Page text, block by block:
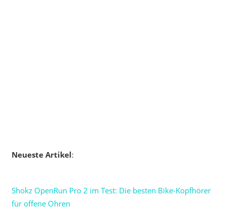
Neueste Artikel:
Shokz OpenRun Pro 2 im Test: Die besten Bike-Kopfhörer
für offene Ohren